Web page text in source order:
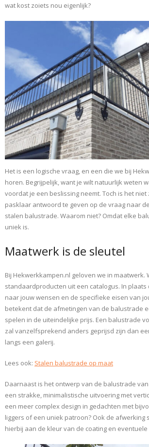
wat kost zoiets nou eigenlijk?
Het is een logische vraag, en een die we bij
horen. Begrijpelijk, want je wilt natuurlijk weten
voordat je een beslissing neemt. Toch is het
pasklaar antwoord te geven op de vraag naar
stalen balustrade. Waarom niet? Omdat elke
uniek is.
Maatwerk is de sleutel
Bij Hekwerkkampen.nl geloven we in maatwerk.
standaardproducten uit een catalogus. In
naar jouw wensen en de specifieke eisen van
betekent dat de afmetingen van de balustrade
spelen in de uiteindelijke prijs. Een balustrade
zal vanzelfsprekend anders geprijsd zijn dan
langs een galerij.
Lees ook: Stalen balustrade op maat
Daarnaast is het ontwerp van de balustrade
een strakke, minimalistische uitvoering met
een meer complex design in gedachten met
liggers of een uniek patroon? Ook de afwerking
hierbij aan de kleur van de coating en